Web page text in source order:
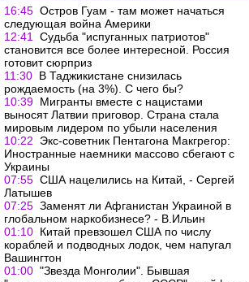
16:45 Остров Гуам - там может начаться
следующая война Америки
12:41
Судьба "испуганных патриотов"
становится все более интересной. Россия
готовит сюрприз
11:30 В Таджикистане снизилась
рождаемость (на 3%). С чего бы?
10:39 Мигранты вместе с нацистами
выносят Латвии приговор. Страна стала
мировым лидером по убыли населения
10:22
Экс-советник Пентагона Макгрегор:
Иностранные наемники массово сбегают с
Украины
07:55 США нацелились на Китай, - Сергей
Латышев
07:25 Заменят ли Афганистан Украиной в
глобальном наркобизнесе? - В.Ильин
01:10 Китай превзошел США по числу
кораблей и подводных лодок, чем напугал
Вашингтон
01:00 "Звезда Монголии". Бывшая